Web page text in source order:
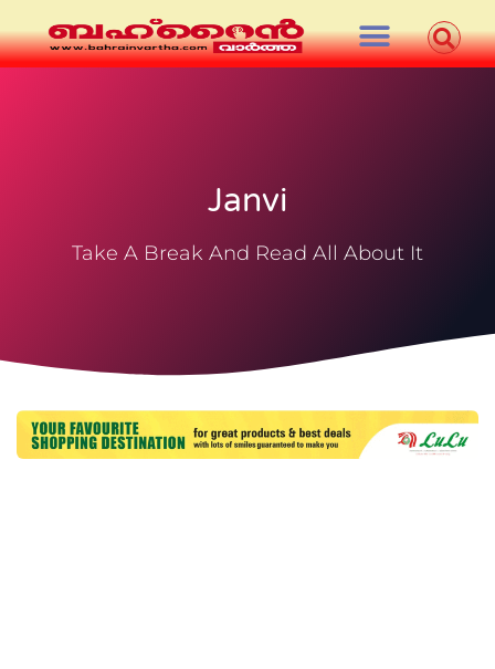
Janvi
Take A Break And Read All About It